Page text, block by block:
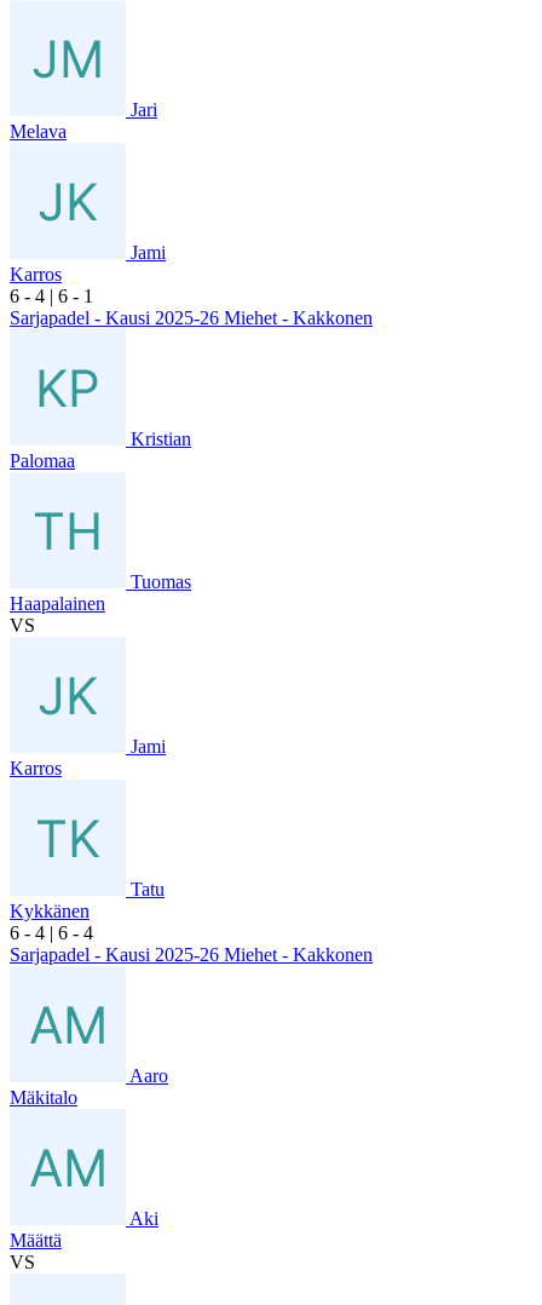
Jari
Melava
Jami
Karros
6 - 4 | 6 - 1
Sarjapadel - Kausi 2025-26 Miehet - Kakkonen
Kristian
Palomaa
Tuomas
Haapalainen
VS
Jami
Karros
Tatu
Kykkänen
6 - 4 | 6 - 4
Sarjapadel - Kausi 2025-26 Miehet - Kakkonen
Aaro
Mäkitalo
Aki
Määttä
VS